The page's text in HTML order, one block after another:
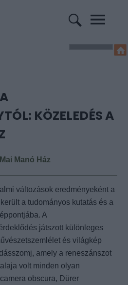
KÖZELEDÉS A
Mai Manó Ház
változások eredményeként a
került atudományos kutatás és a
A
játszott különleges
és világkép
amely a reneszánszot
volt minden olyan
obscura, Dürer